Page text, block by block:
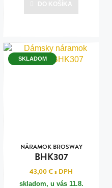
DO KOŠÍKA
SKLADOM
NÁRAMOK BROSWAY
BHK307
43,00 €s DPH
skladom, u vás 11.8.